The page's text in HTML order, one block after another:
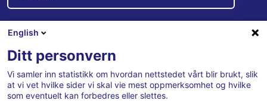
E-post
Se vår personvernerklæring her
English
Ditt personvern
Vi samler inn statistikk om hvordan nettstedet vårt blir brukt, slik
at vi vet hvilke sider vi skal vie mest oppmerksomhet og hvilke
som eventuelt kan forbedres eller slettes.